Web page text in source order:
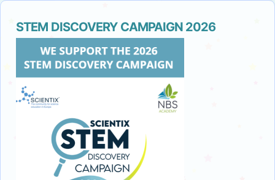
STEM DISCOVERY CAMPAIGN 2026